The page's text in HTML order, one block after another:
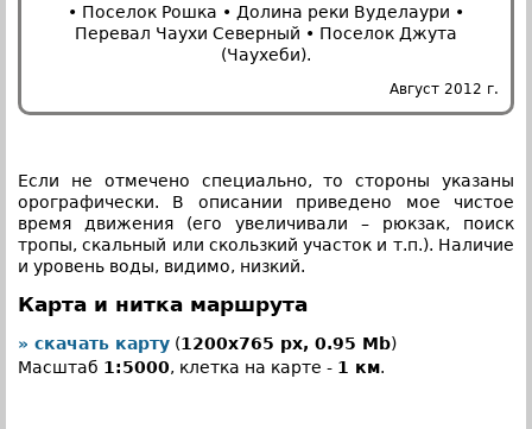
• Поселок Рошка • Долина реки Вуделаури •
Перевал Чаухи Северный • Поселок Джута
(Чаухеби).
Август 2012 г.
Если не отмечено специально, то стороны указаны
орографически. В описании приведено мое чистое
время движения (его увеличивали – рюкзак, поиск
тропы, скальный или скользкий участок и т.п.). Наличие
и уровень воды, видимо, низкий.
Карта и нитка маршрута
» скачать карту (1200x765 px, 0.95 Mb)
Масштаб 1:5000, клетка на карте - 1 км.